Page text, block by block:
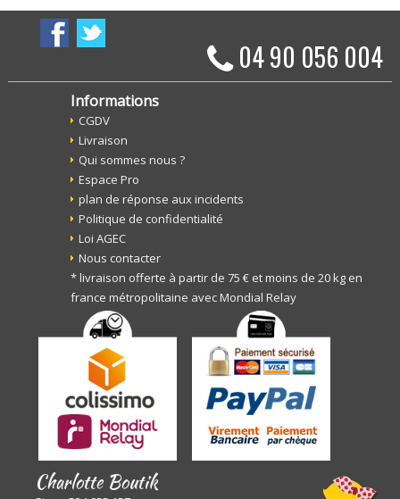
04 90 056 004
Informations
CGDV
Livraison
Qui sommes nous ?
Espace Pro
plan de réponse aux incidents
Politique de confidentialité
Loi AGEC
Nous contacter
* livraison offerte à partir de 75 € et moins de 20 kg en
france métropolitaine avec Mondial Relay
Charlotte Boutik